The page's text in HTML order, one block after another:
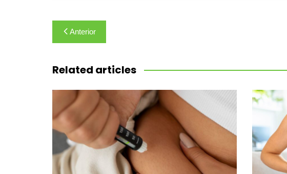
Navegación
de
entradas
Anterior
Related articles